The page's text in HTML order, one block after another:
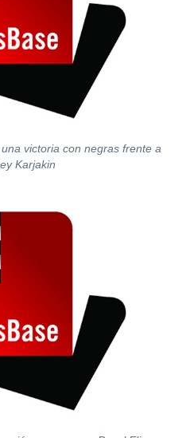
victoria con negras frente a
Karjakin